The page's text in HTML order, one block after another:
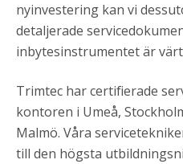
nyinvestering kan vi
detaljerade
inbytesinstrumentet är
Trimtec har certifierade
kontoren i Umeå,
Malmö. Våra
till den högsta